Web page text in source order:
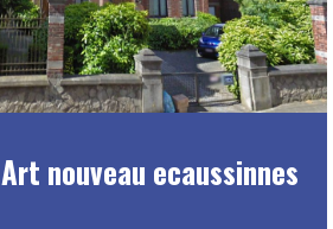
Art nouveau ecaussinnes